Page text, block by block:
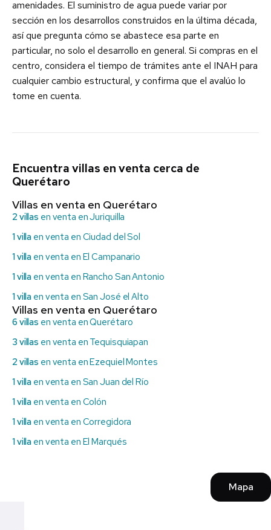
amenidades. El suministro de agua puede variar por
sección en los desarrollos construidos en la última década,
así que pregunta cómo se abastece esa parte en
particular, no solo el desarrollo en general. Si compras en el
centro, considera el tiempo de trámites ante el INAH para
cualquier cambio estructural, y confirma que el avalúo lo
tome en cuenta.
Encuentra villas en venta cerca de
Querétaro
Villas en venta en Querétaro
2 villas en venta en Juriquilla
1 villa en venta en Ciudad del Sol
1 villa en venta en El Campanario
1 villa en venta en Rancho San Antonio
1 villa en venta en San José el Alto
Villas en venta en Querétaro
6 villas en venta en Querétaro
3 villas en venta en Tequisquiapan
2 villas en venta en Ezequiel Montes
1 villa en venta en San Juan del Río
1 villa en venta en Colón
1 villa en venta en Corregidora
1 villa en venta en El Marqués
Mapa